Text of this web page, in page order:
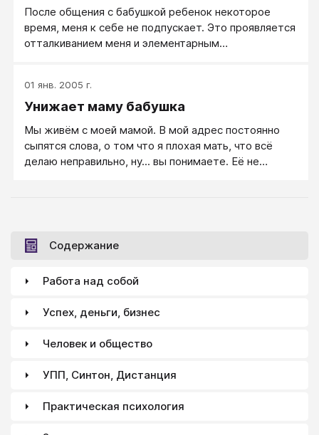
После общения с бабушкой ребенок некоторое
время, меня к себе не подпускает. Это проявляется
отталкиванием меня и элементарным
01 янв. 2005 г.
Унижает маму бабушка
Мы живём с моей мамой. В мой адрес постоянно
сыпятся слова, о том что я плохая мать, что всё
делаю неправильно, ну... вы понимаете. Её не
Содержание
Работа над собой
Успех, деньги, бизнес
Человек и общество
УПП, Синтон, Дистанция
Практическая психология